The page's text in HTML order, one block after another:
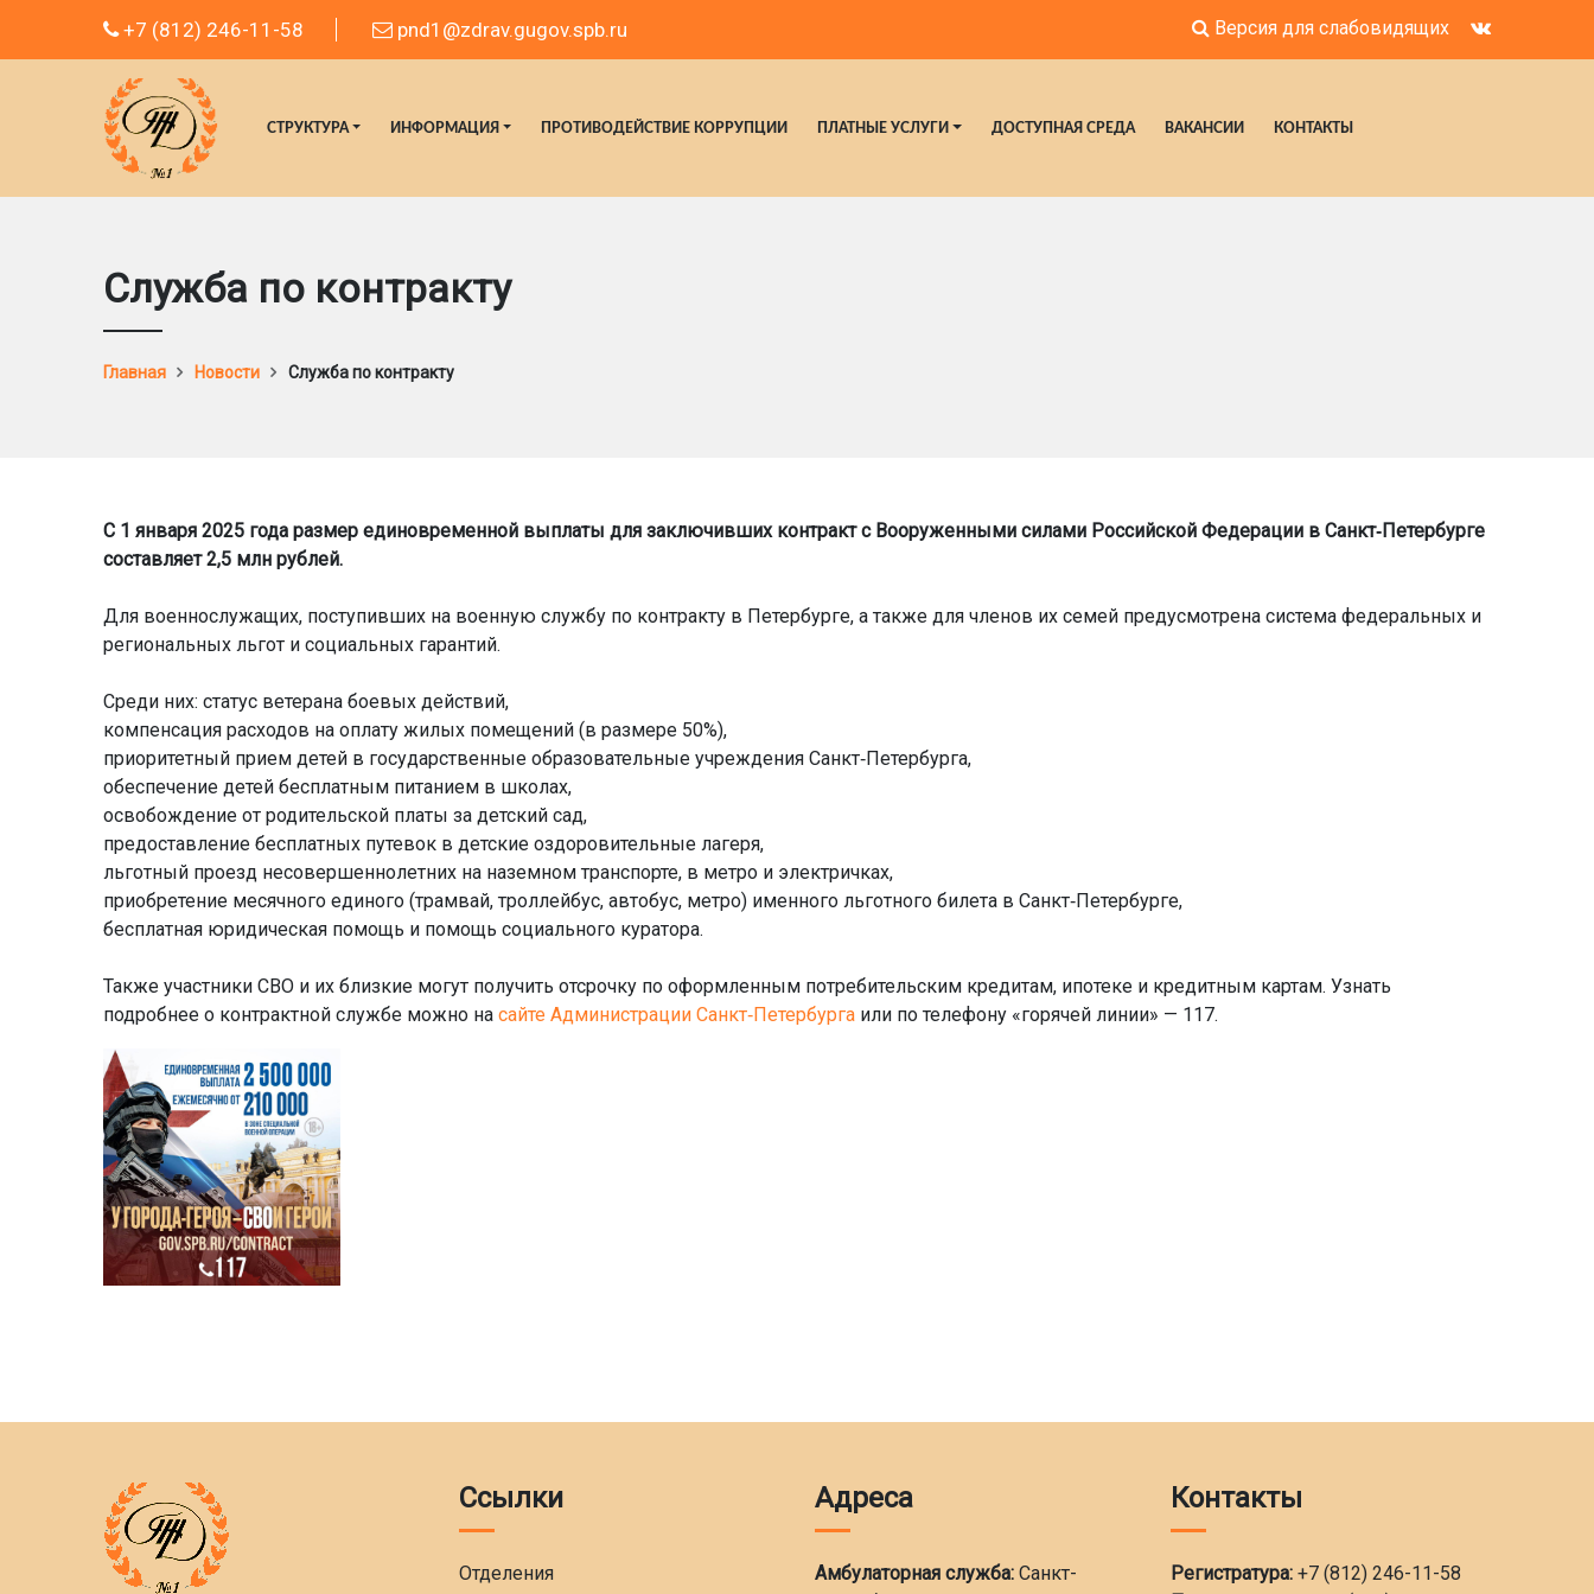
+7 (812) 246-11-58 pnd1@zdrav.gugov.spb.ru Версия для слабовидящих
СТРУКТУРА ИНФОРМАЦИЯ ПРОТИВОДЕЙСТВИЕ КОРРУПЦИИ ПЛАТНЫЕ УСЛУГИ ДОСТУПНАЯ СРЕДА ВАКАНСИИ КОНТАКТЫ
Служба по контракту
Главная Новости Служба по контракту
С 1 января 2025 года размер единовременной выплаты для заключивших контракт с Вооруженными силами Российской Федерации в Санкт‑Петербурге
составляет 2,5 млн рублей.
Для военнослужащих, поступивших на военную службу по контракту в Петербурге, а также для членов их семей предусмотрена система федеральных и
региональных льгот и социальных гарантий.
Среди них: статус ветерана боевых действий,
компенсация расходов на оплату жилых помещений (в размере 50%),
приоритетный прием детей в государственные образовательные учреждения Санкт‑Петербурга,
обеспечение детей бесплатным питанием в школах,
освобождение от родительской платы за детский сад,
предоставление бесплатных путевок в детские оздоровительные лагеря,
льготный проезд несовершеннолетних на наземном транспорте, в метро и электричках,
приобретение месячного единого (трамвай, троллейбус, автобус, метро) именного льготного билета в Санкт‑Петербурге,
бесплатная юридическая помощь и помощь социального куратора.
Также участники СВО и их близкие могут получить отсрочку по оформленным потребительским кредитам, ипотеке и кредитным картам. Узнать
подробнее о контрактной службе можно на сайте Администрации Санкт‑Петербурга или по телефону «горячей линии» — 117.
Ссылки
Отделения
Адреса
Амбулаторная служба: Санкт-
Контакты
Регистратура: +7 (812) 246-11-58